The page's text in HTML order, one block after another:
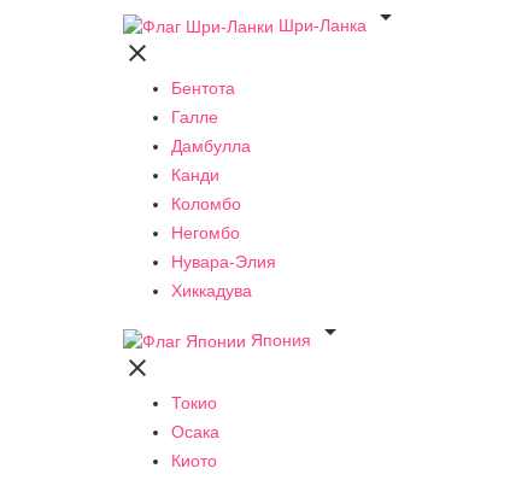
Шри-Ланка


Бентота
Галле
Дамбулла
Канди
Коломбо
Негомбо
Нувара-Элия
Хиккадува
Япония


Токио
Осака
Киото